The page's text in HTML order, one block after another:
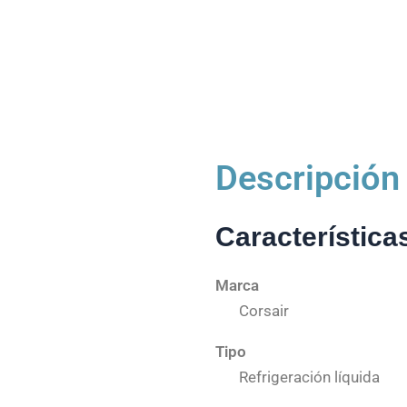
Descripción
Marca
Corsair
Tipo
Refrigeración líquida